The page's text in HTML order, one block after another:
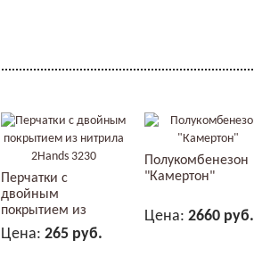
Перчатки с
двойным
покрытием из
нитрила 2Hands...
Цена: 265 руб.
Полукомбенезон
"Камертон"
Цена:2660 руб.